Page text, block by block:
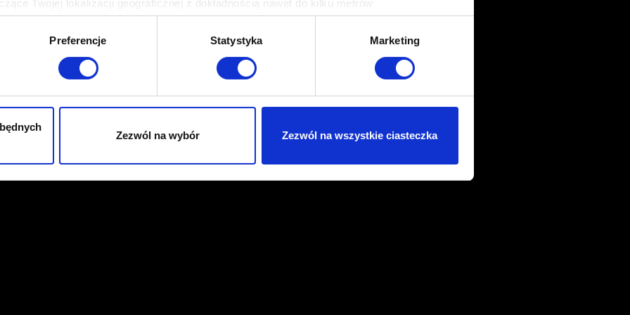
Twojej lokalizacji geograficznej z dokładnością nawet do kilku metrów
aktywnie analizując charakteryzującego je zbiory danych (fingerprinting, czyli
tego, jak Twoje osobiste dane są przetwarzane oraz ustaw własne preferencje wsekcji
cookie możesz zmienić lub wycofać swoją zgodę w dowolnej chwili.
spersonalizowania treści i reklam, aby oferować funkcje społecznościowe i analizować
o tym, jak korzystasz z naszej witryny, udostępniamy partnerom społecznościowym,
mogą połączyć te informacje z innymi danymi otrzymanymi od Ciebie lub
Preferencje Statystyka Marketing
Zezwól na wybór Zezwól na wszystkie ciasteczka